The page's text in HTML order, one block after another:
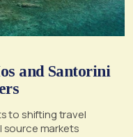
and Santorini
to shifting travel
source markets